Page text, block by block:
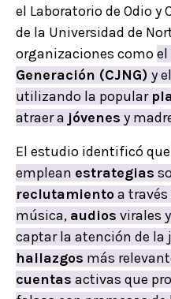
el Laboratorio de Odio y
de la Universidad de
organizaciones comoel
Generación (CJNG) y el
utilizando la popular
atraer a jóvenes y
El estudio identificó que
emplean estrategias
reclutamientoa
música, audios virales y
captar la atención de la
hallazgos más
cuentas activas que